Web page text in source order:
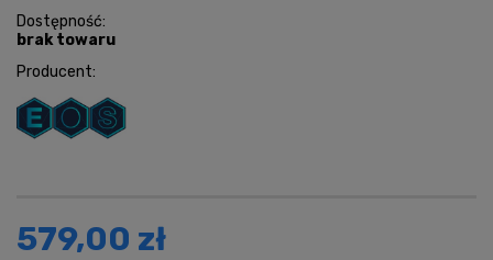
Dostępność:
brak towaru
Producent:
579,00 zł